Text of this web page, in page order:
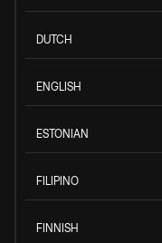
DUTCH
ENGLISH
ESTONIAN
FILIPINO
FINNISH